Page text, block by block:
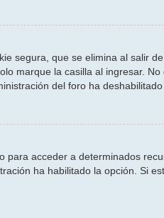
segura, que se elimina al salir
marque la casilla al ingresar.
del foro ha
acceder a determinados
ha habilitado la opción. Si